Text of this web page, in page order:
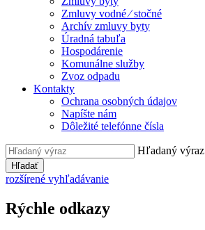
Zmluvy vodné ⁄ stočné
Archív zmluvy byty
Úradná tabuľa
Hospodárenie
Komunálne služby
Zvoz odpadu
Kontakty
Ochrana osobných údajov
Napíšte nám
Dôležité telefónne čísla
Hľadaný výraz
Hľadať
rozšírené vyhľadávanie
Rýchle odkazy